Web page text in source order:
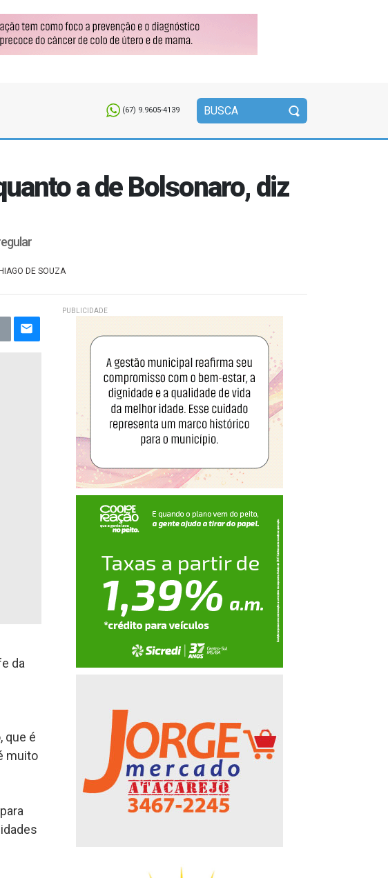
(67) 9.9605-4139
a de Bolsonaro, diz
DE SOUZA
da
que é
muito
PUBLICIDADE